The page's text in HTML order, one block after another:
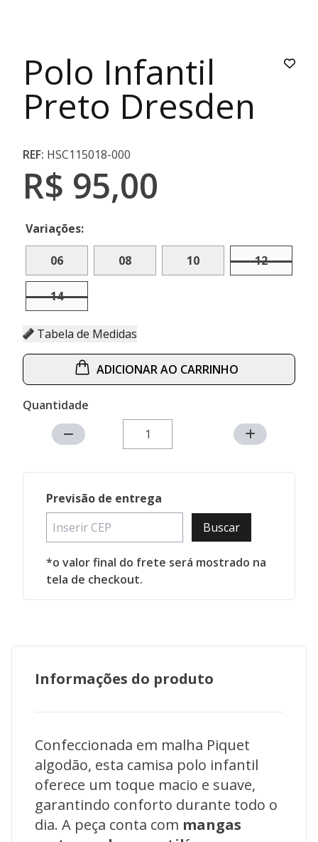
Polo Infantil
Preto Dresden
REF: HSC115018-000
R$ 95,00
Variações:
06 08 10 12
14
Tabela de Medidas
ADICIONAR AO CARRINHO
Quantidade
Previsão de entrega
Buscar
*o valor final do frete será mostrado na
tela de checkout.
Informações do produto
Confeccionada em malha Piquet
algodão, esta camisa polo infantil
oferece um toque macio e suave,
garantindo conforto durante todo o
dia. A peça conta com mangas